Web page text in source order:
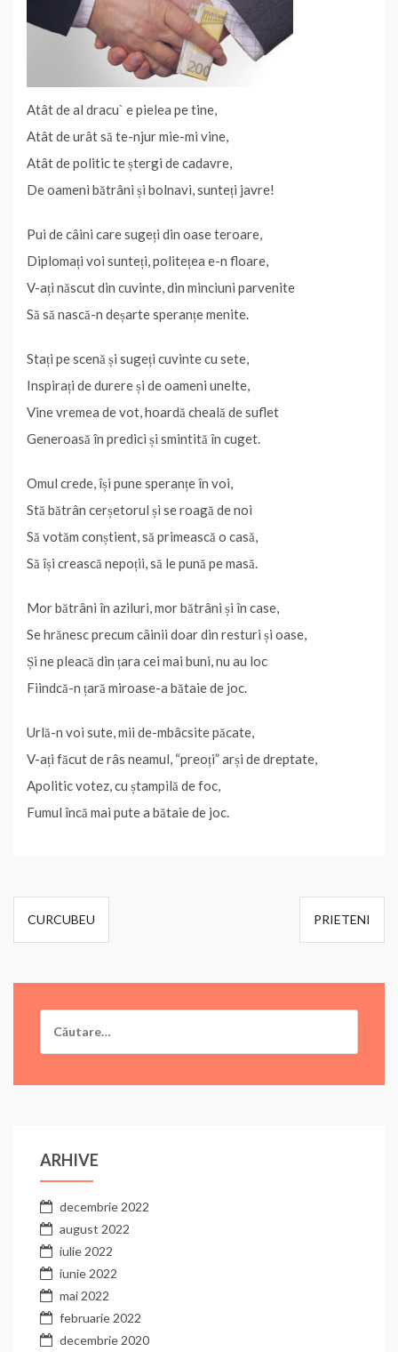
k
e
s
I
n
p
p
n
k
e
a
z
ă
Atât de al dracu` e pielea pe tine,
Atât de urât să te-njur mie-mi vine,
Atât de politic te ștergi de cadavre,
De oameni bătrâni și bolnavi, sunteți javre!
Pui de câini care sugeți din oase teroare,
Diplomați voi sunteți, politețea e-n floare,
V-ați născut din cuvinte, din minciuni parvenite
Să să nască-n deșarte speranțe menite.
Stați pe scenă și sugeți cuvinte cu sete,
Inspirați de durere și de oameni unelte,
Vine vremea de vot, hoardă cheală de suflet
Generoasă în predici și smintită în cuget.
Omul crede, își pune speranțe în voi,
Stă bătrân cerșetorul și se roagă de noi
Să votăm conștient, să primească o casă,
Să își crească nepoții, să le pună pe masă.
Mor bătrâni în aziluri, mor bătrâni și în case,
Se hrănesc precum câinii doar din resturi și oase,
Și ne pleacă din țara cei mai buni, nu au loc
Fiindcă-n țară miroase-a bătaie de joc.
Urlă-n voi sute, mii de-mbâcsite păcate,
V-ați făcut de râs neamul, “preoți” arși de dreptate,
Apolitic votez, cu ștampilă de foc,
Fumul încă mai pute a bătaie de joc.
Navigare
în
CURCUBEU PRIETENI
după:
ARHIVE
decembrie 2022
august 2022
iulie 2022
iunie 2022
mai 2022
februarie 2022
decembrie 2020